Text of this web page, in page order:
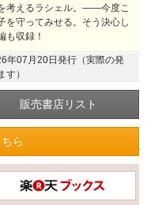
考えるラシェル。――今度こ
を守ってみせる。そう決心し
収録！
年07月20日発行（実際の発
）
ら